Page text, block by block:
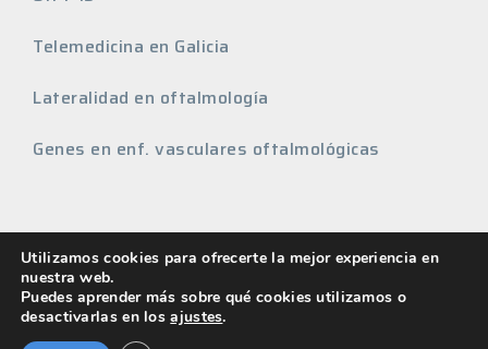
Telemedicina en Galicia
Lateralidad en oftalmología
Genes en enf. vasculares oftalmológicas
Copyright ©2022 Oftagalia
Aviso Legal
Utilizamos cookies para ofrecerte la mejor experiencia en
nuestra web.
Puedes aprender más sobre qué cookies utilizamos o
desactivarlas en losajustes.